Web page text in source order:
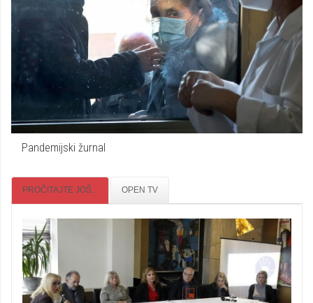
Pandemijski žurnal
PROČITAJTE JOŠ... OPEN TV